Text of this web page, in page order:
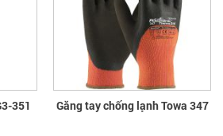
351
Găng tay chống lạnh Towa 347